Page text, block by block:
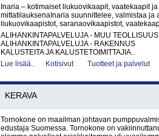
Inaria – kotimaiset liukuovikaapit, vaatekaapit
mittatilauksenaInaria suunnittelee, valmistaa ja
liukuovikaapistot, saranaovikaapistot,
ALIHANKINTAPALVELUJA - MUU TEOLLISUUS
ALIHANKINTAPALVELUJA - RAKENNUS
KALUSTEITA JA KALUSTETOIMITTAJIA..
Lue lisää..
Kotisivut Tuotteet ja palvelut
KERAVA
Tornokone on maailman johtavan
edustaja Suomessa. Tornokone on